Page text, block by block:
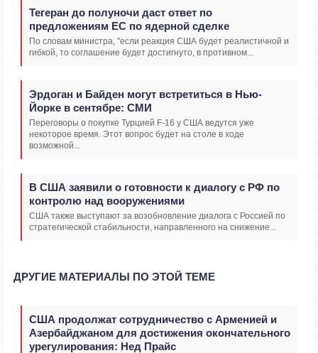
Тегеран до полуночи даст ответ по
предложениям ЕС по ядерной сделке
По словам министра, "если реакция США будет реалистичной и
гибкой, то соглашение будет достигнуто, в противном...
Эрдоган и Байден могут встретиться в Нью-
Йорке в сентябре: СМИ
Переговоры о покупке Турцией F-16 у США ведутся уже
некоторое время. Этот вопрос будет на столе в ходе
возможной...
В США заявили о готовности к диалогу с РФ по
контролю над вооружениями
США также выступают за возобновление диалога с Россией по
стратегической стабильности, направленного на снижение...
ДРУГИЕ МАТЕРИАЛЫ ПО ЭТОЙ ТЕМЕ
США продолжат сотрудничество с Арменией и
Азербайджаном для достижения окончательного
урегулирования: Нед Прайс